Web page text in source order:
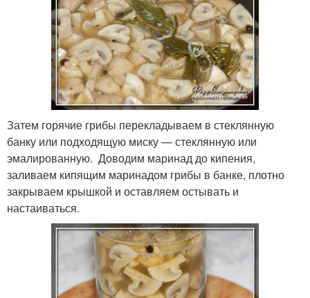
Затем горячие грибы перекладываем в стеклянную
банку или подходящую миску — стеклянную или
эмалированную. Доводим маринад до кипения,
заливаем кипящим маринадом грибы в банке, плотно
закрываем крышкой и оставляем остывать и
настаиваться.